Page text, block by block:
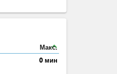
expand_less
Макс.
0 мин